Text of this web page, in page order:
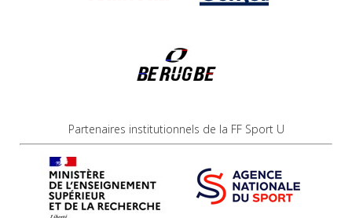
Partenaires institutionnels de la FF Sport U